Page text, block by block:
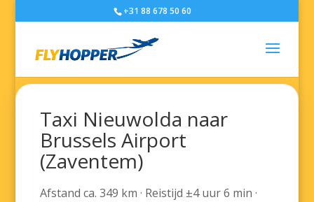
+31 88 678 50 60
Taxi Nieuwolda naar
Brussels Airport
(Zaventem)
Afstand ca. 349 km · Reistijd ±4 uur 6 min ·